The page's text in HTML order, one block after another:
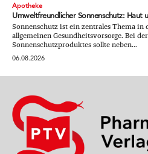
Apotheke
Umweltfreundlicher Sonnenschutz: Haut
Sonnenschutz ist ein zentrales Thema in
allgemeinen Gesundheitsvorsorge. Bei
Sonnenschutzproduktes sollte neben...
06.08.2026